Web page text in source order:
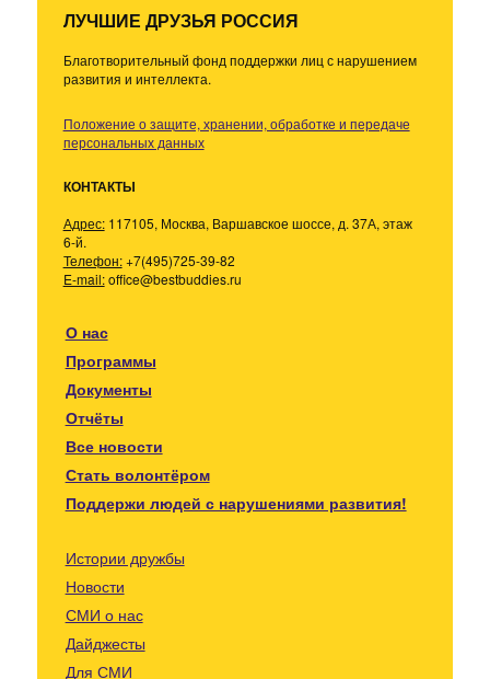
ЛУЧШИЕ ДРУЗЬЯ РОССИЯ
Благотворительный фонд поддержки лиц с нарушением
развития и интеллекта.
Положение о защите, хранении, обработке и передаче
персональных данных
КОНТАКТЫ
Адрес:117105, Москва, Варшавское шоссе, д. 37А, этаж
6-й.
Телефон:+7(495)725-39-82
E-mail:office@bestbuddies.ru
О нас
Программы
Документы
Отчёты
Все новости
Стать волонтёром
Поддержи людей с нарушениями развития!
Истории дружбы
Новости
СМИ о нас
Дайджесты
Для СМИ